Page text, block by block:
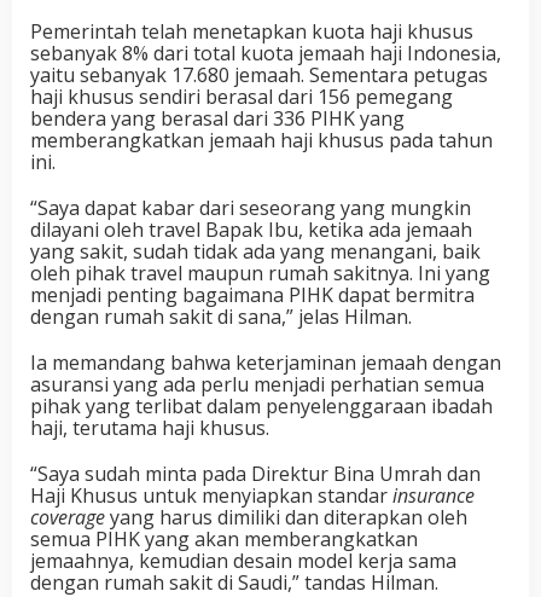
Pemerintah telah menetapkan kuota haji khusus
sebanyak 8% dari total kuota jemaah haji Indonesia,
yaitu sebanyak 17.680 jemaah. Sementara petugas
haji khusus sendiri berasal dari 156 pemegang
bendera yang berasal dari 336 PIHK yang
memberangkatkan jemaah haji khusus pada tahun
ini.
“Saya dapat kabar dari seseorang yang mungkin
dilayani oleh travel Bapak Ibu, ketika ada jemaah
yang sakit, sudah tidak ada yang menangani, baik
oleh pihak travel maupun rumah sakitnya. Ini yang
menjadi penting bagaimana PIHK dapat bermitra
dengan rumah sakit di sana,” jelas Hilman.
Ia memandang bahwa keterjaminan jemaah dengan
asuransi yang ada perlu menjadi perhatian semua
pihak yang terlibat dalam penyelenggaraan ibadah
haji, terutama haji khusus.
“Saya sudah minta pada Direktur Bina Umrah dan
Haji Khusus untuk menyiapkan standarinsurance
coverageyang harus dimiliki dan diterapkan oleh
semua PIHK yang akan memberangkatkan
jemaahnya, kemudian desain model kerja sama
dengan rumah sakit di Saudi,” tandas Hilman.